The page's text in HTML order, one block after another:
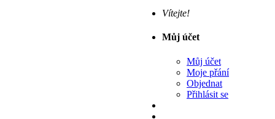
Vítejte!
Můj účet
Můj účet
Moje přání
Objednat
Přihlásit se